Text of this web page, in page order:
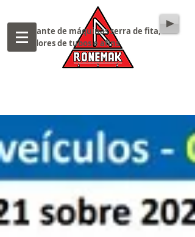
Fabricante de máquinas serra de fita,
cortadores de tubos e afins